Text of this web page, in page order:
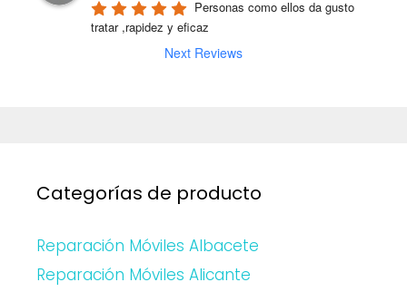
Personas como ellos da gusto
tratar ,rapidez y eficaz
Next Reviews
Categorías de producto
Reparación Móviles Albacete
Reparación Móviles Alicante